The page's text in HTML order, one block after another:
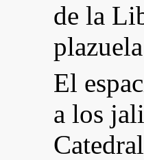
de la
El
a los